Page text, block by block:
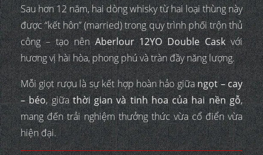
Sau hơn 12 năm, hai dòng whisky từ hai loại thùng này
được “kết hôn” (married) trong quy trình phối trộn thủ
công – tạo nênAberlour 12YO Double Caskvới
hương vị hài hòa, phong phú và tràn đầy năng lượng.
Mỗi giọt rượu là sự kết hợp hoàn hảo giữangọt – cay
– béo, giữathời gian và tinh hoa của hai nền gỗ,
mang đến trải nghiệm thưởng thức vừa cổ điển vừa
hiện đại.